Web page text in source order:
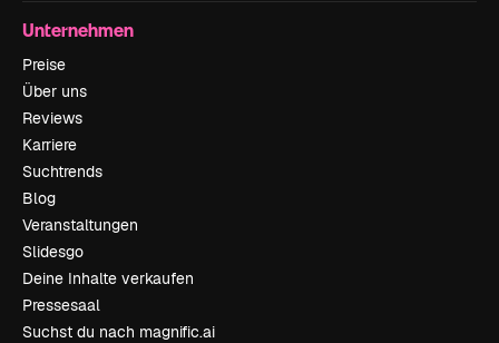
Unternehmen
Preise
Über uns
Reviews
Karriere
Suchtrends
Blog
Veranstaltungen
Slidesgo
Deine Inhalte verkaufen
Pressesaal
Suchst du nach magnific.ai